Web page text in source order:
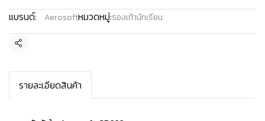
แบรนด์:
Aerosoftหมวดหมู่:รองเท้านักเรียน
แชร์
รายละเอียดสินค้า